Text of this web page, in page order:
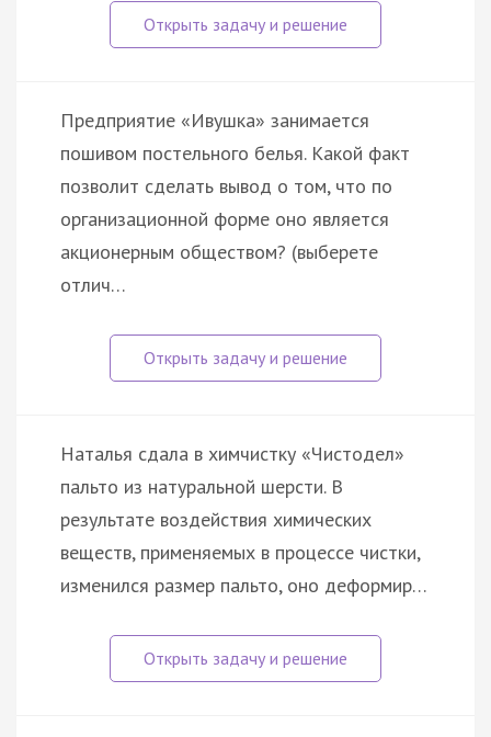
Предприятие «Ивушка» занимается
пошивом постельного белья. Какой факт
позволит сделать вывод о том, что по
организационной форме оно является
акционерным обществом? (выберете
отлич…
Наталья сдала в химчистку «Чистодел»
пальто из натуральной шерсти. В
результате воздействия химических
веществ, применяемых в процессе чистки,
изменился размер пальто, оно деформир…